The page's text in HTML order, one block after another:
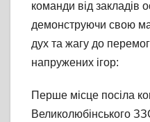
команди від закладів
демонструючи свою
дух та жагу до
напружених ігор:
Перше місце посіла
Великолюбінського